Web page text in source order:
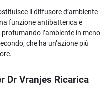
il diffusore d’ambiente
funzione antibatterica e
l’ambiente in meno
che ha un’azione più
Dr Vranjes Ricarica